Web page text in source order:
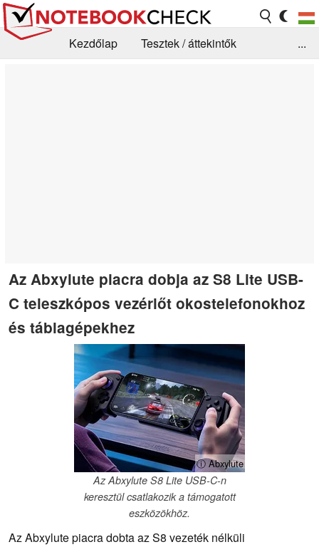
Kezdőlap
Tesztek / áttekintők
...
Az Abxylute piacra dobja az S8 Lite USB-
C teleszkópos vezérlőt okostelefonokhoz
és táblagépekhez
ⓘ Abxylute
Az Abxylute S8 Lite USB-C-n
keresztül csatlakozik a támogatott
eszközökhöz.
Az Abxylute piacra dobta az S8 vezeték nélküli